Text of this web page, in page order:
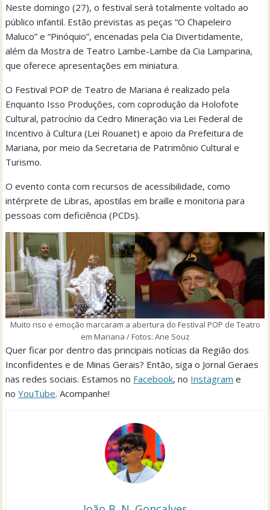
Neste domingo (27), o festival será totalmente voltado ao
público infantil. Estão previstas as peças “O Chapeleiro
Maluco” e “Pinóquio”, encenadas pela Cia Divertidamente,
além da Mostra de Teatro Lambe-Lambe da Cia Lamparina,
que oferece apresentações em miniatura.
O Festival POP de Teatro de Mariana é realizado pela
Enquanto Isso Produções, com coprodução da Holofote
Cultural, patrocínio da Cedro Mineração via Lei Federal de
Incentivo à Cultura (Lei Rouanet) e apoio da Prefeitura de
Mariana, por meio da Secretaria de Patrimônio Cultural e
Turismo.
O evento conta com recursos de acessibilidade, como
intérprete de Libras, apostilas em braille e monitoria para
pessoas com deficiência (PCDs).
Muito riso e emoção marcaram a abertura do Festival POP de Teatro
em Mariana / Fotos: Ane Souz
Quer ficar por dentro das principais notícias da Região dos
Inconfidentes e de Minas Gerais? Então, siga o Jornal Geraes
nas redes sociais. Estamos no Facebook, no Instagram e
noYouTube. Acompanhe!